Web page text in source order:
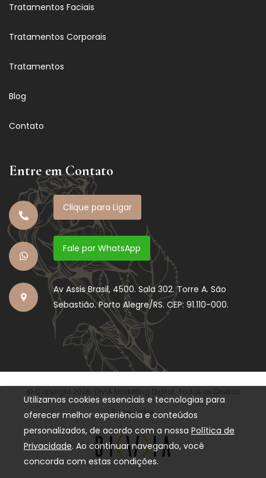
Tratamentos Faciais
Tratamentos Corporais
Tratamentos
Blog
Contato
Entre em Contato
Clique para Ligar
Fale por WhatsApp
Av Assis Brasil, 4500. Sala 302. Torre A. São
Sebastião. Porto Alegre/RS. CEP: 91.110-000.
© Copyright 2026. DIVIA Marketing Digital. Todos os Direitos
Reservados
Utilizamos cookies essenciais e tecnologias para
oferecer melhor experiência e conteúdos
personalizados, de acordo com a nossa Política de
Privacidade. Ao continuar navegando, você
concorda com estas condições.